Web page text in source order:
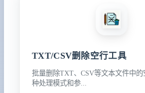
TXT/CSV删除空行工具
批量删除TXT、CSV等文本文件中
种处理模式和参...